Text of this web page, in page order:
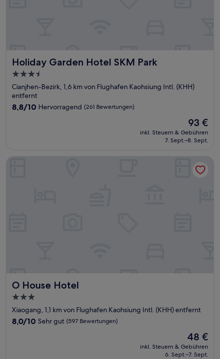
Holiday Garden Hotel SKM Park
Holiday Garden Hotel SKM Park
3.5-
Sterne-
Unterkunft
Cianjhen-Bezirk, 1,6 km von Flughafen Kaohsiung Intl. (KHH)
entfernt
8.8
8,8/10 Hervorragend (261 Bewertungen)
Der
Preis
beträgt
93 €
inkl. Steuern & Gebühren
7. Sept.–8. Sept.
O House Hotel
O House Hotel
3.0-
Sterne-
Unterkunft
Xiaogang, 1,1 km von Flughafen Kaohsiung Intl. (KHH) entfernt
8.0
8,0/10 Sehr gut (597 Bewertungen)
Der
Preis
beträgt
48 €
inkl. Steuern & Gebühren
6. Sept.–7. Sept.
O House Hotel